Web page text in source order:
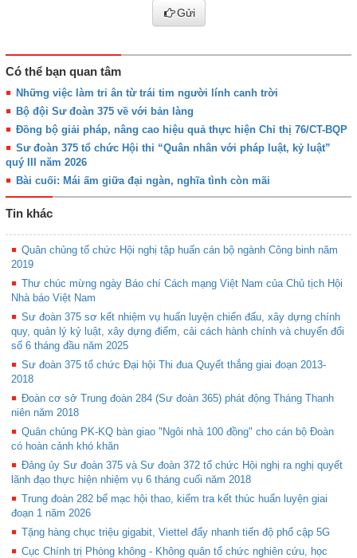
Gửi
Có thể bạn quan tâm
Những việc làm tri ân từ trái tim người lính canh trời
Bộ đội Sư đoàn 375 về với bản làng
Đồng bộ giải pháp, nâng cao hiệu quả thực hiện Chỉ thị 76/CT-BQP
Sư đoàn 375 tổ chức Hội thi “Quân nhân với pháp luật, kỷ luật”
quý III năm 2026
Bài cuối: Mái ấm giữa đại ngàn, nghĩa tình còn mãi
Tin khác
Quân chủng tổ chức Hội nghị tập huấn cán bộ ngành Công binh năm
2019
Thư chúc mừng ngày Báo chí Cách mạng Việt Nam của Chủ tịch Hội
Nhà báo Việt Nam
Sư đoàn 375 sơ kết nhiệm vụ huấn luyện chiến đấu, xây dựng chính
quy, quản lý kỷ luật, xây dựng điểm, cải cách hành chính và chuyển đổi
số 6 tháng đầu năm 2025
Sư đoàn 375 tổ chức Đại hội Thi đua Quyết thắng giai đoạn 2013-
2018
Đoàn cơ sở Trung đoàn 284 (Sư đoàn 365) phát động Tháng Thanh
niên năm 2018
Quân chủng PK-KQ bàn giao "Ngôi nhà 100 đồng" cho cán bộ Đoàn
có hoàn cảnh khó khăn
Đảng ủy Sư đoàn 375 và Sư đoàn 372 tổ chức Hội nghị ra nghị quyết
lãnh đạo thực hiện nhiệm vụ 6 tháng cuối năm 2018
Trung đoàn 282 bế mạc hội thao, kiểm tra kết thúc huấn luyện giai
đoạn 1 năm 2026
Tặng hàng chục triệu gigabit, Viettel đẩy nhanh tiến độ phổ cập 5G
Cục Chính trị Phòng không - Không quân tổ chức nghiên cứu, học